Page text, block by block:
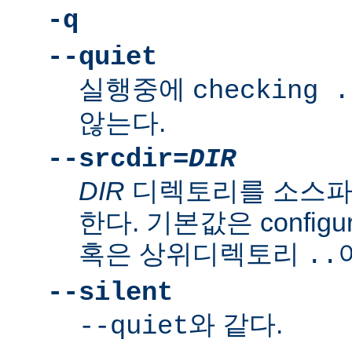
-q
--quiet
실행중에 checking
않는다.
--srcdir=DIR
DIR 디렉토리를 소스
한다. 기본값은
혹은 상위디렉토리 ..
--silent
--quiet와 같다.